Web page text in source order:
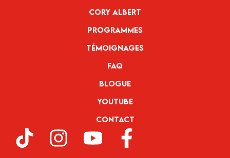
Cory Albert
Programmes
Témoignages
FAQ
Blogue
YouTube
Contact